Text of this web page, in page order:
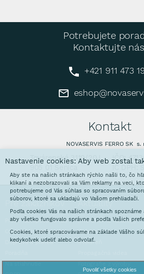
Potrebujete
Kontaktujte
+421 911 473
Kontakt
NOVASERVIS FERRO SK s.
Továrenská 3110/20J
IČO:
IČ DPH:
Pre zákazníkov
Prečo nakupovať u nás
Obchodné podmienky
Doprava a platba
Na stiahnutie
Aktuality
Interaktívne katalógy
Galvanovňa
Stoláreň
Fotografie z výroby
Nastavenie cookies: Aby web zostal
Aby ste na našich stránkach rýchlo našli to, čo
klikaní a nezobrazovali sa Vám reklamy na veci,
potrebujeme od Vás súhlas so spracovaním
súborov, ktoré sa ukladajú vo Vašom prehliadači.
Podľa cookies Vás na našich stránkach
aby všetko fungovalo správne a podľa Vašich
Cookies, ktoré spracovávame na základe Vášho
kedykoľvek udeliť alebo odvolať.
Povoliť všetky cookies